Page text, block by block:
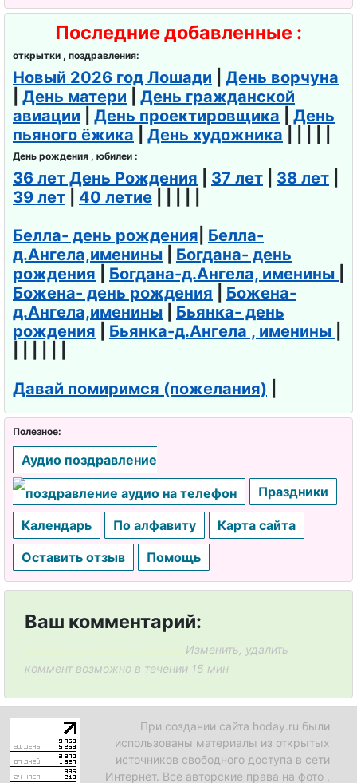
Последние добавленные :
открытки , поздравления:
Новый 2026 год Лошади
День ворчуна
День матери
День гражданской
авиации
День проектировщика
День
пьяного ёжика
День художника
День рождения , юбилеи :
36 лет День Рождения 37 лет 38 лет
39 лет
40 летие
Белла- день рождения Белла-
д.Ангела,именины
Богдана- день
рождения
Богдана-д.Ангела, именины
Божена- день рождения
Божена-
д.Ангела,именины
Бьянка- день
рождения
Бьянка-д.Ангела , именины
Давай помиримся (пожелания)
Полезное:
Аудио поздравление
Праздники
Календарь По алфавиту
Карта сайта
Оставить отзыв
Помощь
Ваш комментарий:
Изменить, удалить
коммент возможно в течении 15 мин
При создании сайта hoday.ru были
использованы материалы из открытых
источников свободного доступа в сети
Интернет. Все авторские права на фото ,